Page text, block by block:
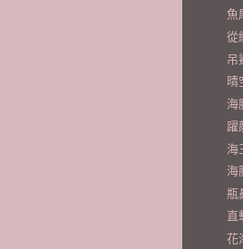
魚
從
吊
晴
海
躍
海
海
瓶
直
花